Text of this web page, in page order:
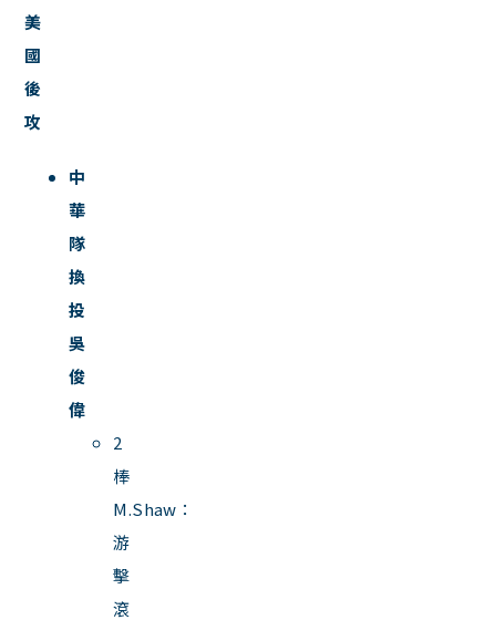
美
國
後
攻
中
華
隊
換
投
吳
俊
偉
2
棒
M.Shaw：
游
擊
滾